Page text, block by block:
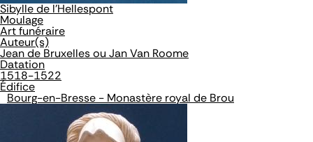
Sibylle de l'Hellespont
Moulage
Art funéraire
Auteur(s)
Jean de Bruxelles ou Jan Van Roome
Datation
1518-1522
Édifice
Bourg-en-Bresse - Monastère royal de Brou